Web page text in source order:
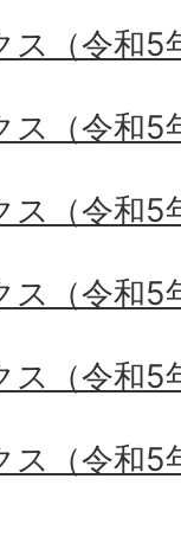
ス（令和5
ス（令和5
ス（令和5
ス（令和5
ス（令和5
（令和5